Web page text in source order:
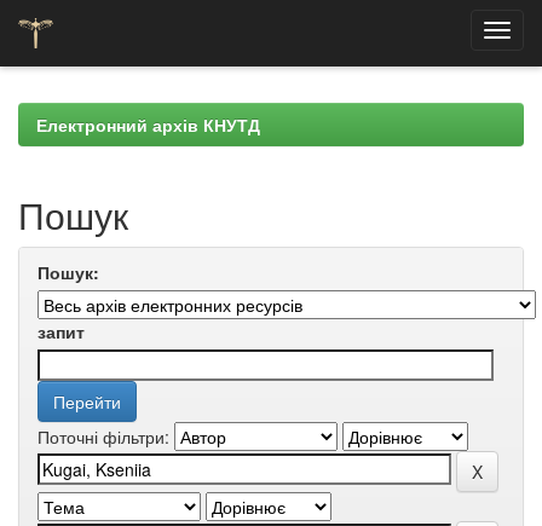
navigationЕлектронний архів КНУТД
Пошук
Пошук:
запит
Поточні фільтри: